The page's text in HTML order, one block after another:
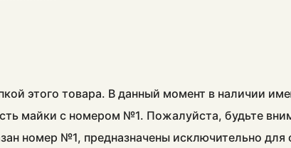
этого товара. В данный момент в наличии
майки с номером №1. Пожалуйста, будьте
номер №1, предназначены исключительно